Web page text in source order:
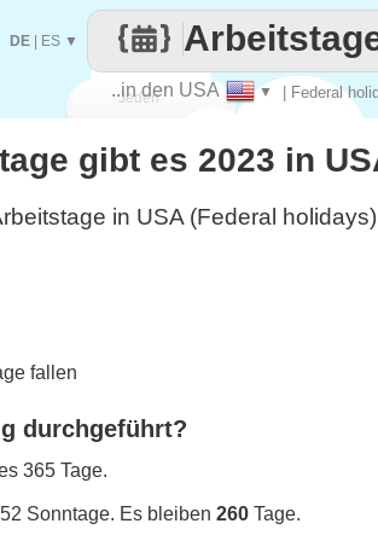
Jeden
Tag
..in den USA ▼ | Federal
DE ES ▼
gibt es 2023 in
in USA (Federal
fallen
durchgeführt?
365 Tage.
Sonntage. Es bleiben 260 Tage.